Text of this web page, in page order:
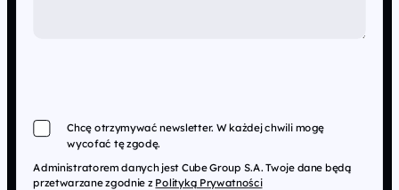
Chcę otrzymywać newsletter. W każdej chwili mogę
wycofać tę zgodę.
Administratorem danych jest Cube Group S.A. Twoje dane będą
przetwarzane zgodnie z Polityką Prywatności